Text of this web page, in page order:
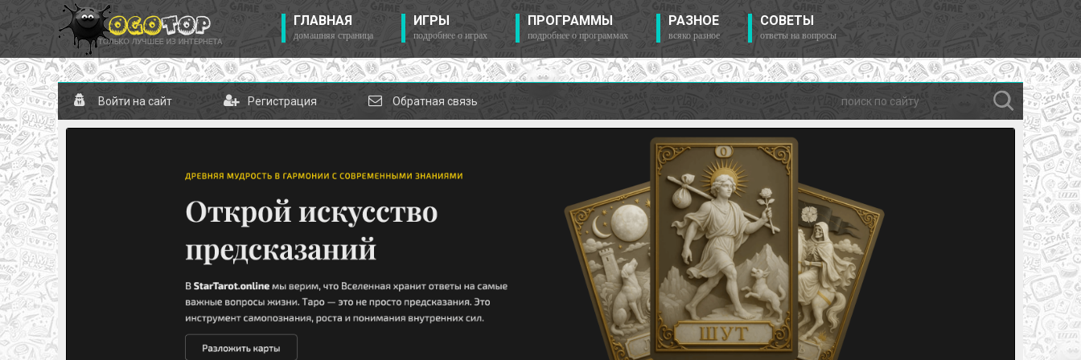
ГЛАВНАЯ
домашняя страница
ИГРЫ
подробнее о играх
ПРОГРАММЫ
подробнее о программах
РАЗНОЕ
всяко разное
СОВЕТЫ
ответы на вопросы
Войти на сайт Регистрация Обратная связь